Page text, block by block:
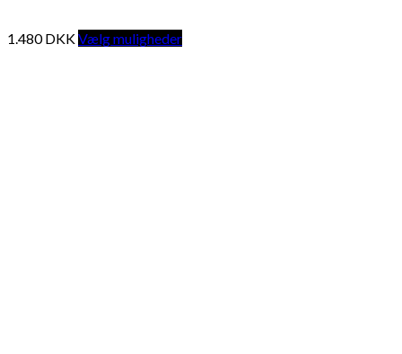
1.480DKKVælg muligheder